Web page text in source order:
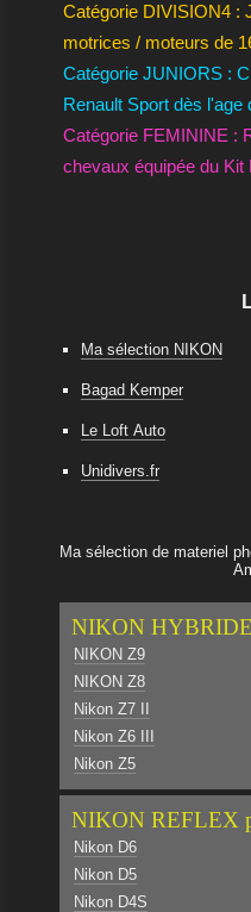
Catégorie DIVISION4 :
motrices / moteurs de
Catégorie JUNIORS :
Renault Sport dès l'age
Catégorie FEMININE :
chevaux équipée du Kit
Ma sélection NIKON
Bagad Kemper
Le Loft Auto
Unidivers.fr
Ma sélection de materiel
NIKON
NIKON Z9
NIKON Z8
Nikon Z7 II
Nikon Z6 III
Nikon Z5
NIKON REFLEX
Nikon D6
Nikon D5
Nikon D4S